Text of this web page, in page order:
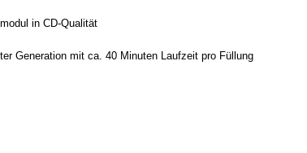
in CD-Qualität
Generation mit ca. 40 Minuten Laufzeit pro Füllung